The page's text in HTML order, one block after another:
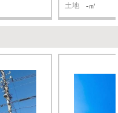
土地 -㎡